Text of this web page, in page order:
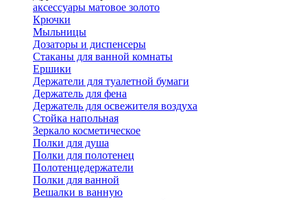
аксессуары матовое золото
Крючки
Мыльницы
Дозаторы и диспенсеры
Стаканы для ванной комнаты
Ершики
Держатели для туалетной бумаги
Держатель для фена
Держатель для освежителя воздуха
Стойка напольная
Зеркало косметическое
Полки для душа
Полки для полотенец
Полотенцедержатели
Полки для ванной
Вешалки в ванную